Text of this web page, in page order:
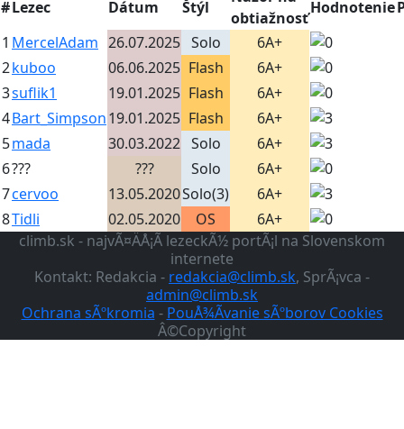
#Lezec Dátum Štýl
obtiažnosť
Hodnotenie
1 MercelAdam 26.07.2025 Solo
6A+
2kuboo 06.06.2025 Flash
6A+
3suflik1 19.01.2025 Flash
6A+
4Bart_Simpson19.01.2025 Flash
6A+
5mada 30.03.2022 Solo
6A+
6??? ??? Solo
6A+
7cervoo 13.05.2020Solo(3)
6A+
8Tidli 02.05.2020 OS
6A+
climb.sk - najvÃ¤ÄÅ¡Ã­ lezeckÃ½ portÃ¡l na Slovenskom
internete
Kontakt: Redakcia - redakcia@climb.sk, SprÃ¡vca -
admin@climb.sk
Ochrana sÃºkromia - PouÅ¾Ã­vanie sÃºborov Cookies
Â©Copyright